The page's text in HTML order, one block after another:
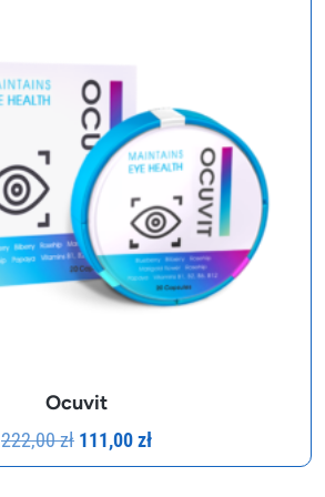
Ocuvit
222,00zł Pierwotna
cena
111,00złAktualna
cena